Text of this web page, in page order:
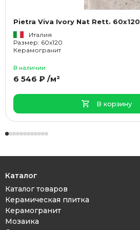
Pietra Viva Ivory Nat Rett. 60x120
Италия
Размер: 60x120
Керамогранит
В наличии
6 546 ₽ /м²
В корзину
Каталог
Каталог товаров
Керамическая плитка
Керамогранит
Мозаика